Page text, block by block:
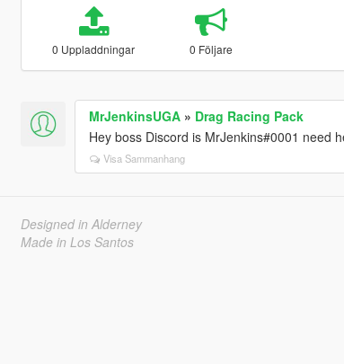
0 Uppladdningar 0 Följare
MrJenkinsUGA» Drag Racing Pack
Hey boss Discord is MrJenkins#0001 need
Visa Sammanhang
Designed in Alderney
Made in Los Santos